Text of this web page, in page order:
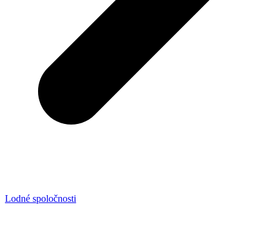
Lodné spoločnosti